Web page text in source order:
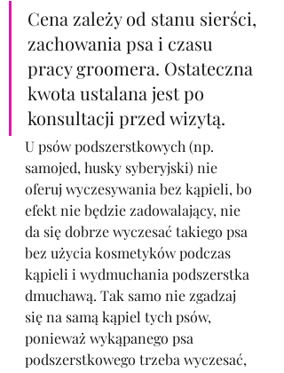
Cena zależy od stanu sierści,
zachowania psa i czasu
pracy groomera. Ostateczna
kwota ustalana jest po
konsultacji przed wizytą.
U psów podszerstkowych (np.
samojed, husky syberyjski) nie
oferuj wyczesywania bez kąpieli, bo
efekt nie będzie zadowalający, nie
da się dobrze wyczesać takiego psa
bez użycia kosmetyków podczas
kąpieli i wydmuchania podszerstka
dmuchawą. Tak samo nie zgadzaj
się na samą kąpiel tych psów,
ponieważ wykąpanego psa
podszerstkowego trzeba wyczesać,